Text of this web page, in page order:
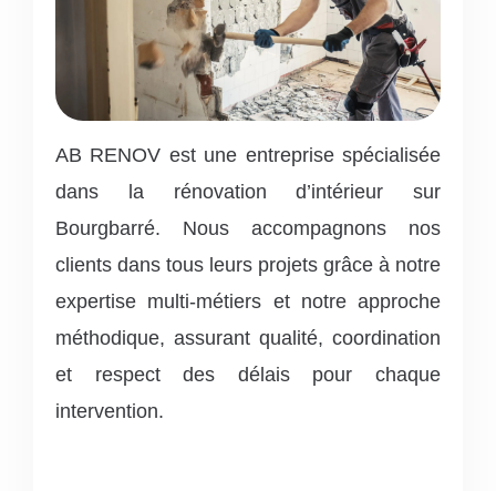
AB RENOV est une entreprise spécialisée
dans la rénovation d’intérieur sur
Bourgbarré. Nous accompagnons nos
clients dans tous leurs projets grâce à notre
expertise multi-métiers et notre approche
méthodique, assurant qualité, coordination
et respect des délais pour chaque
intervention.